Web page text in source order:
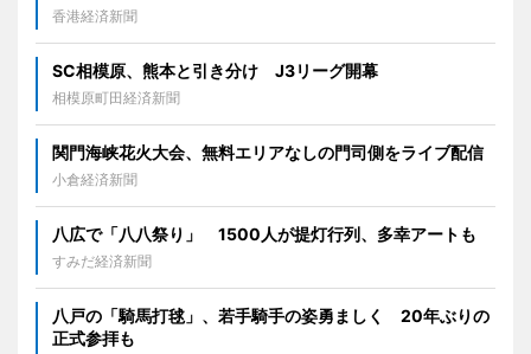
香港経済新聞
SC相模原、熊本と引き分け J3リーグ開幕
相模原町田経済新聞
関門海峡花火大会、無料エリアなしの門司側をライブ配信
小倉経済新聞
八広で「八八祭り」 1500人が提灯行列、多幸アートも
すみだ経済新聞
八戸の「騎馬打毬」、若手騎手の姿勇ましく 20年ぶりの
正式参拝も